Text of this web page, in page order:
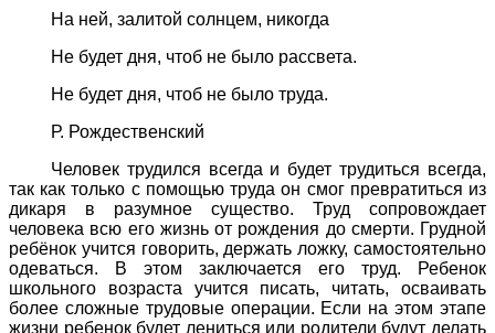
На ней, залитой солнцем, никогда
Не будет дня, чтоб не было рассвета.
Не будет дня, чтоб не было труда.
Р. Рождественский
Человек трудился всегда и будет трудиться всегда,
так как только с помощью труда он смог превратиться из
дикаря в разумное существо. Труд сопровождает
человека всю его жизнь от рождения до смерти. Грудной
ребёнок учится говорить, держать ложку, самостоятельно
одеваться. В этом заключается его труд. Ребенок
школьного возраста учится писать, читать, осваивать
более сложные трудовые операции. Если на этом этапе
жизни ребенок будет лениться или родители будут делать